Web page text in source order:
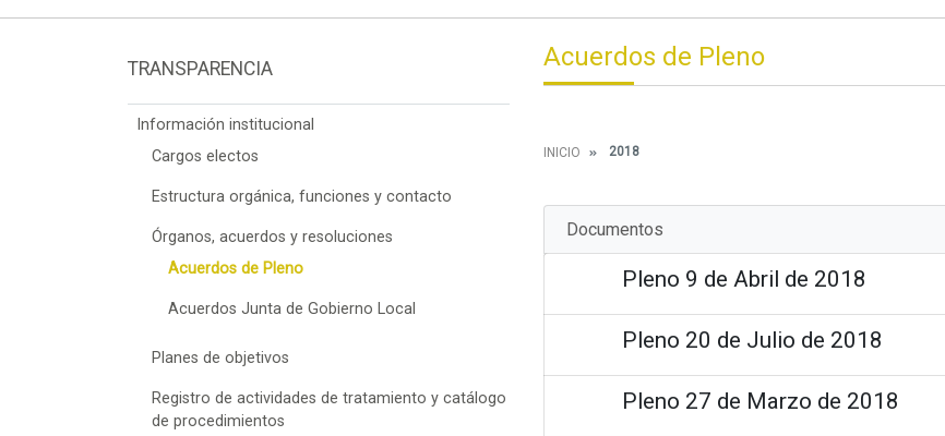
TRANSPARENCIA
Información institucional
Cargos electos
Estructura orgánica, funciones y contacto
Órganos, acuerdos y resoluciones
Acuerdos de Pleno
Acuerdos Junta de Gobierno Local
Planes de objetivos
Registro de actividades de tratamiento y catálogo
de procedimientos
Acuerdos de Pleno
INICIO 2018
Documentos
Pleno 9 de Abril de 2018
Pleno 20 de Julio de 2018
Pleno 27 de Marzo de 2018